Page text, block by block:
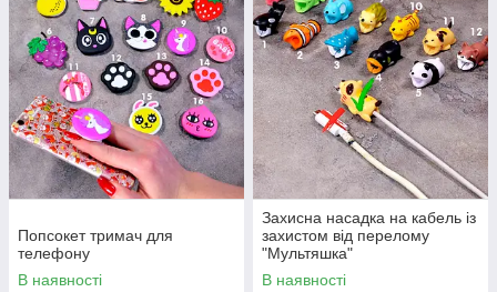
Попсокет тримач для
телефону
В наявності
Захисна насадка на кабель із
захистом від перелому
"Мультяшка"
В наявності